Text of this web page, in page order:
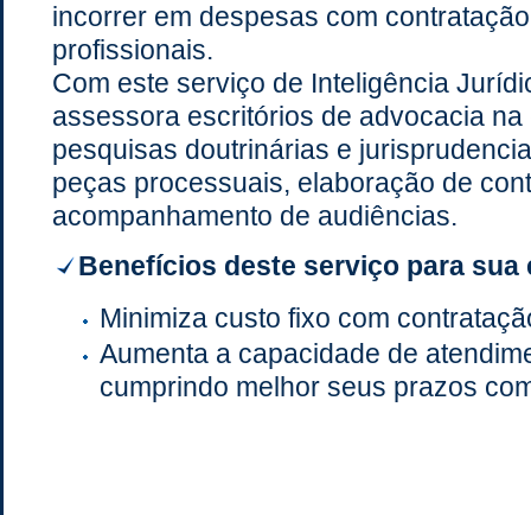
incorrer em despesas com
profissionais.
Com este serviço de Inteligência
assessora escritórios de advocacia
pesquisas doutrinárias e
peças processuais, elaboração de
acompanhamento de audiências.
Benefícios deste serviço para sua
Minimiza custo fixo com
Aumenta a capacidade de
cumprindo melhor seus prazos